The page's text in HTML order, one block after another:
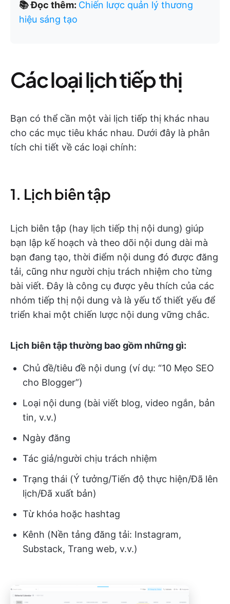
📚 Đọc thêm: Chiến lược quản lý thương
hiệu sáng tạo
Các loại lịch tiếp thị
Bạn có thể cần một vài lịch tiếp thị khác nhau
cho các mục tiêu khác nhau. Dưới đây là phân
tích chi tiết về các loại chính:
1. Lịch biên tập
Lịch biên tập (hay lịch tiếp thị nội dung) giúp
bạn lập kế hoạch và theo dõi nội dung dài mà
bạn đang tạo, thời điểm nội dung đó được đăng
tải, cũng như người chịu trách nhiệm cho từng
bài viết. Đây là công cụ được yêu thích của các
nhóm tiếp thị nội dung và là yếu tố thiết yếu để
triển khai một chiến lược nội dung vững chắc.
Lịch biên tập thường bao gồm những gì:
Chủ đề/tiêu đề nội dung (ví dụ: “10 Mẹo SEO
cho Blogger”)
Loại nội dung (bài viết blog, video ngắn, bản
tin, v.v.)
Ngày đăng
Tác giả/người chịu trách nhiệm
Trạng thái (Ý tưởng/Tiến độ thực hiện/Đã lên
lịch/Đã xuất bản)
Từ khóa hoặc hashtag
Kênh (Nền tảng đăng tải: Instagram,
Substack, Trang web, v.v.)